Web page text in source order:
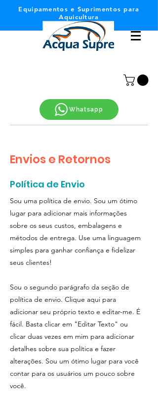
Equipamentos e Suprimentos para
Aquicultura
Whatsapp
Envios e Retornos
Política de Envio
Sou uma política de envio. Sou um ótimo
lugar para adicionar mais informações
sobre os seus custos, embalagens e
métodos de entrega. Use uma linguagem
simples para ganhar confiança e fidelizar
seus clientes!
Sou o segundo parágrafo da seção de
política de envio. Clique aqui para
adicionar seu próprio texto e editar-me. É
fácil. Basta clicar em "Editar Texto" ou
clicar duas vezes em mim para adicionar
detalhes sobre sua política e fazer
alterações. Sou um ótimo lugar para você
contar para os usuários um pouco sobre
você.